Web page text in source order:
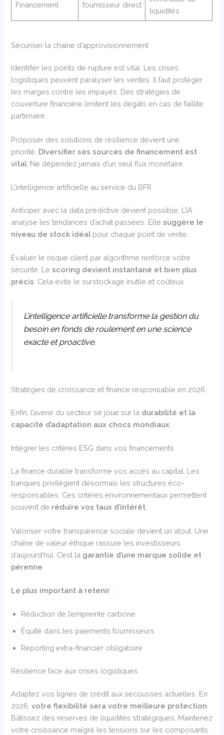
Financement fournisseur direct
liquidités
Sécuriser la chaîne d’approvisionnement
Identifier les points de rupture est vital. Les crises
logistiques peuvent paralyser les ventes. Il faut protéger
les marges contre les impayés. Des stratégies de
couverture financière limitent les dégâts en cas de faillite
partenaire.
Proposer des solutions de résilience devient une
priorité. Diversifier ses sources de financement est
vital. Ne dépendez jamais d’un seul flux monétaire.
L’intelligence artificielle au service du BFR
Anticiper avec la data prédictive devient possible. L’IA
analyse les tendances d’achat passées. Ellesuggère le
niveau de stock idéalpour chaque point de vente.
Évaluer le risque client par algorithme renforce votre
sécurité. Lescoring devient instantané et bien plus
précis . Cela évite le surstockage inutile et coûteux.
L’intelligence artificielle transforme la gestion du
besoin en fonds de roulement en une science
exacte et proactive.
Stratégies de croissance et finance responsable en 2026
Enfin, l’avenir du secteur se joue sur la durabilité et la
capacité d’adaptation aux chocs mondiaux
Intégrer les critères ESG dans vos financements
La finance durable transforme vos accès au capital. Les
banques privilégient désormais les structures éco-
responsables. Ces critères environnementaux permettent
souvent de réduire vos taux d’intérêt
Valoriser votre transparence sociale devient un atout. Une
chaîne de valeur éthique rassure les investisseurs
d’aujourd’hui. C’est la garantie d’une marque solide et
pérenne
Le plus important à retenir :
Réduction de l’empreinte carbone
Équité dans les paiements fournisseurs
Reporting extra-financier obligatoire
Résilience face aux crises logistiques
Adaptez vos lignes de crédit aux secousses actuelles. En
2026,votre flexibilité sera votre meilleure protection
Bâtissez des réserves de liquidités stratégiques. Maintenez
votre croissance malgré les tensions sur les composants.